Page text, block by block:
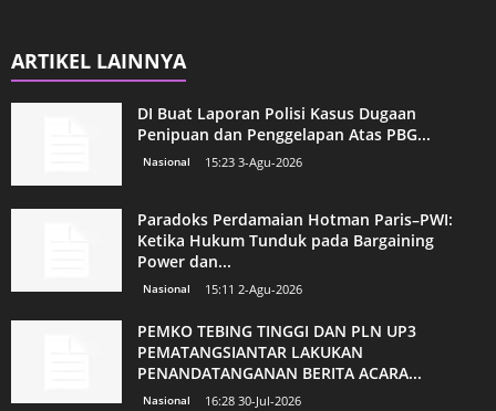
ARTIKEL LAINNYA
DI Buat Laporan Polisi Kasus Dugaan
Penipuan dan Penggelapan Atas PBG...
Nasional 15:23 3-Agu-2026
Paradoks Perdamaian Hotman Paris–PWI:
Ketika Hukum Tunduk pada Bargaining
Power dan...
Nasional 15:11 2-Agu-2026
PEMKO TEBING TINGGI DAN PLN UP3
PEMATANGSIANTAR LAKUKAN
PENANDATANGANAN BERITA ACARA...
Nasional 16:28 30-Jul-2026